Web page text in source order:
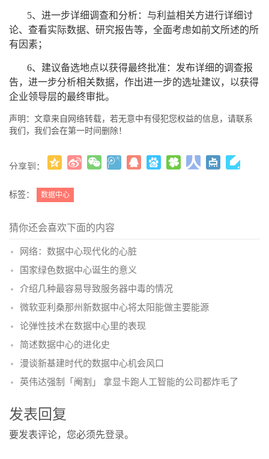
5、进一步详细调查和分析：与利益相关方进行详细讨
论、查看实际数据、研究报告等，全面考虑如前文所述的所
有因素；
6、建议备选地点以获得最终批准：发布详细的调查报
告，进一步分析相关数据，作出进一步的选址建议，以获得
企业领导层的最终审批。
声明：文章来自网络转载，若无意中有侵犯您权益的信息，请联系
我们，我们会在第一时间删除！
分享到：
标签： 数据中心
猜你还会喜欢下面的内容
网络：数据中心现代化的心脏
国家绿色数据中心诞生的意义
介绍几种最容易导致服务器中毒的情况
微软亚利桑那州新数据中心将太阳能做主要能源
论弹性技术在数据中心里的表现
简述数据中心的进化史
漫谈新基建时代的数据中心机会风口
英伟达强制「阉割」 拿显卡跑人工智能的公司都炸毛了
发表回复
要发表评论，您必须先登录。